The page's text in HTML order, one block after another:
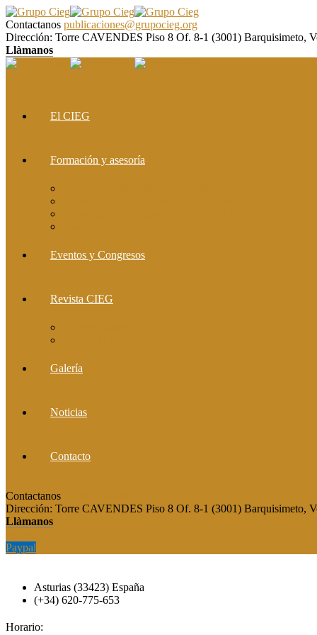
Contactanos publicaciones@grupocieg.org
Dirección: Torre CAVENDES Piso 8 Of. 8-1 (3001) Barquisimeto,
Llàmanos
El CIEG
Formación y asesoría
Eventos y Congresos
Revista CIEG
Galería
Noticias
Contacto
Contactanos
Dirección: Torre CAVENDES Piso 8 Of. 8-1 (3001) Barquisimeto,
Llàmanos
Paypal
Asturias (33423) España
(+34) 620-775-653
Horario: